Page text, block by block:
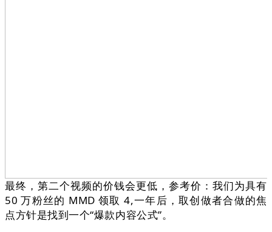
最终，第二个视频的价钱会更低，参考价：我们为具有
50 万粉丝的 MMD 领取 4,一年后，取创做者合做的焦
点方针是找到一个“爆款内容公式”。